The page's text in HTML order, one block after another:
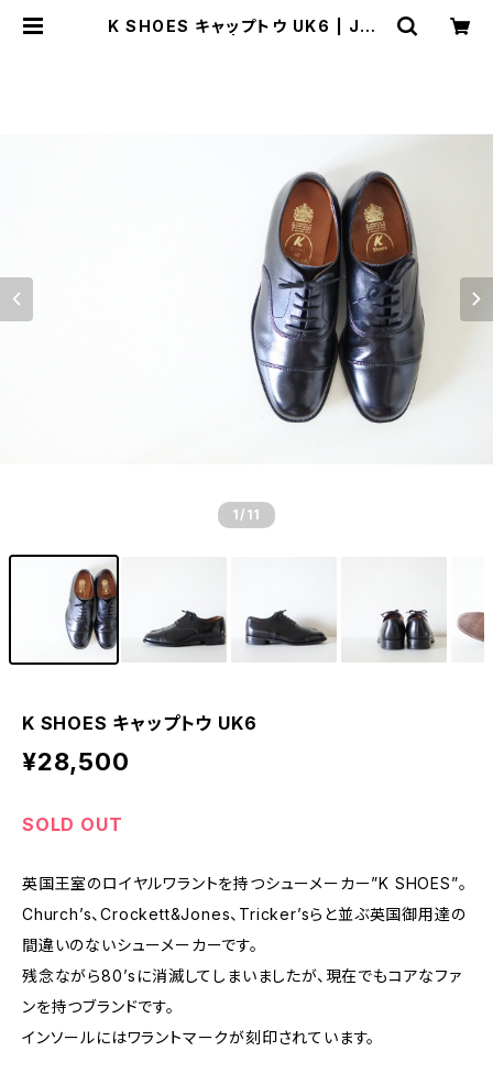
K SHOES キャップトウ UK6 | JUS
1 /11
K SHOES キャップトウ UK6
¥28,500
SOLD OUT
英国王室のロイヤルワラントを持つシューメーカー”K SHOES”。
Church’s、Crockett&Jones、Tricker’sらと並ぶ英国御用達の
間違いのないシューメーカーです。
残念ながら80’sに消滅してしまいましたが、現在でもコアなファ
ンを持つブランドです。
インソールにはワラントマークが刻印されています。